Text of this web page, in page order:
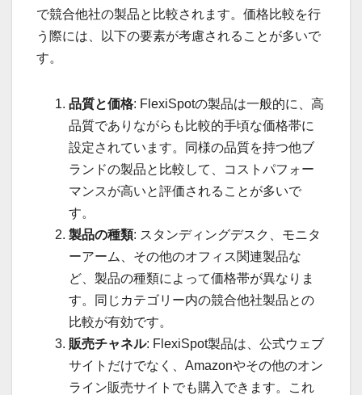
で競合他社の製品と比較されます。価格比較を行
う際には、以下の要素が考慮されることが多いで
す。
品質と価格: FlexiSpotの製品は一般的に、高
品質でありながらも比較的手頃な価格帯に
設定されています。同様の品質を持つ他ブ
ランドの製品と比較して、コストパフォー
マンスが高いと評価されることが多いで
す。
製品の種類: スタンディングデスク、モニタ
ーアーム、その他のオフィス関連製品な
ど、製品の種類によって価格帯が異なりま
す。同じカテゴリー内の競合他社製品との
比較が有効です。
販売チャネル: FlexiSpot製品は、公式ウェブ
サイトだけでなく、Amazonやその他のオン
ライン販売サイトでも購入できます。これ